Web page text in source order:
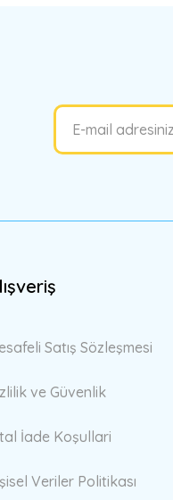
Satış Sözleşmesi
ve Güvenlik
İade Koşullari
Veriler Politikası